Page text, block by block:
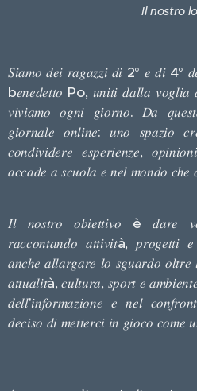
Il nostro
𝑆𝑖𝑎𝑚𝑜 𝑑𝑒𝑖 𝑟𝑎𝑔𝑎𝑧𝑧𝑖 𝑑𝑖 2° 𝑒 𝑑𝑖 4°
b𝑒𝑛𝑒𝑑𝑒𝑡𝑡𝑜 Po, 𝑢𝑛𝑖𝑡𝑖 𝑑𝑎𝑙𝑙𝑎
𝑣𝑖𝑣𝑖𝑎𝑚𝑜 𝑜𝑔𝑛𝑖 𝑔𝑖𝑜𝑟𝑛𝑜. 𝐷𝑎
𝑔𝑖𝑜𝑟𝑛𝑎𝑙𝑒 𝑜𝑛𝑙𝑖𝑛𝑒: 𝑢𝑛𝑜 𝑠𝑝𝑎𝑧𝑖𝑜
𝑐𝑜𝑛𝑑𝑖𝑣𝑖𝑑𝑒𝑟𝑒 𝑒𝑠𝑝𝑒𝑟𝑖𝑒𝑛𝑧𝑒,
𝑎𝑐𝑐𝑎𝑑𝑒 𝑎 𝑠𝑐𝑢𝑜𝑙𝑎 𝑒 𝑛𝑒𝑙 𝑚𝑜𝑛𝑑𝑜 𝑐ℎ𝑒
𝐼𝑙 𝑛𝑜𝑠𝑡𝑟𝑜 𝑜𝑏𝑖𝑒𝑡𝑡𝑖𝑣𝑜 è 𝑑𝑎𝑟𝑒
𝑟𝑎𝑐𝑐𝑜𝑛𝑡𝑎𝑛𝑑𝑜 𝑎𝑡𝑡𝑖𝑣𝑖𝑡à, 𝑝𝑟𝑜𝑔𝑒𝑡𝑡𝑖
𝑎𝑛𝑐ℎ𝑒 𝑎𝑙𝑙𝑎𝑟𝑔𝑎𝑟𝑒 𝑙𝑜 𝑠𝑔𝑢𝑎𝑟𝑑𝑜 𝑜𝑙𝑡𝑟𝑒
𝑎𝑡𝑡𝑢𝑎𝑙𝑖𝑡à, 𝑐𝑢𝑙𝑡𝑢𝑟𝑎, 𝑠𝑝𝑜𝑟𝑡 𝑒
𝑑𝑒𝑙𝑙'𝑖𝑛𝑓𝑜𝑟𝑚𝑎𝑧𝑖𝑜𝑛𝑒 𝑒 𝑛𝑒𝑙
𝑑𝑒𝑐𝑖𝑠𝑜 𝑑𝑖 𝑚𝑒𝑡𝑡𝑒𝑟𝑐𝑖 𝑖𝑛 𝑔𝑖𝑜𝑐𝑜 𝑐𝑜𝑚𝑒